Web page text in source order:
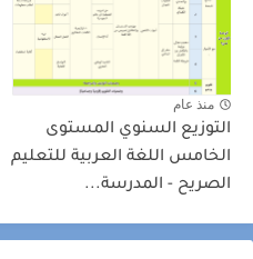
منذ عام
التوزيع السنوي المستوى
الخامس اللغة العربية للتعليم
الصريح - المدرسة...